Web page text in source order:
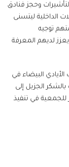
وحجز فنادق
الداخلية ليتسنى
توجيه
لديهم المعرفة
البيضاء في
الجزيل إلى
للجمعية في تنفيذ